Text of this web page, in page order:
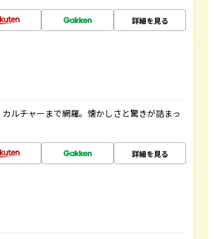
詳細を見る
ルチャーまで網羅。懐かしさと驚きが詰まっ
詳細を見る